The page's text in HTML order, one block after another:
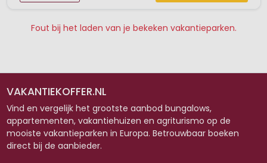
Fout bij het laden van je bekeken vakantieparken.
VAKANTIEKOFFER.NL
Vind en vergelijk het grootste aanbod bungalows,
appartementen, vakantiehuizen en agriturismo op de
mooiste vakantieparken in Europa. Betrouwbaar boeken
direct bij de aanbieder.